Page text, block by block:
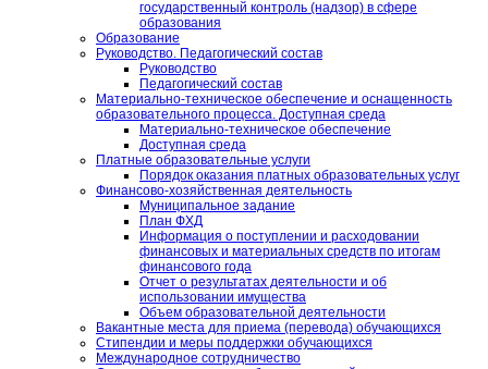
государственный контроль (надзор) в сфере
образования
Образование
Руководство. Педагогический состав
Руководство
Педагогический состав
Материально-техническое обеспечение и оснащенность
образовательного процесса. Доступная среда
Материально-техническое обеспечение
Доступная среда
Платные образовательные услуги
Порядок оказания платных образовательных услуг
Финансово-хозяйственная деятельность
Муниципальное задание
План ФХД
Информация о поступлении и расходовании
финансовых и материальных средств по итогам
финансового года
Отчет о результатах деятельности и об
использовании имущества
Объем образовательной деятельности
Вакантные места для приема (перевода) обучающихся
Стипендии и меры поддержки обучающихся
Международное сотрудничество